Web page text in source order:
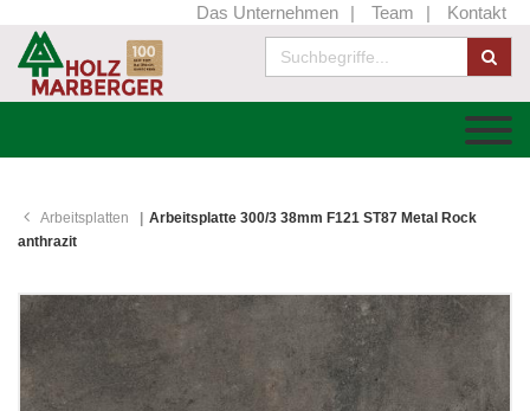
Das Unternehmen Team Kontakt
Arbeitsplatten
Arbeitsplatte 300/3 38mm F121 ST87 Metal Rock
anthrazit